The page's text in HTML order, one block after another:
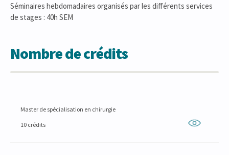
Séminaires hebdomadaires organisés par les différents services
de stages : 40h SEM
Nombre de crédits
Master de spécialisation en chirurgie
10 crédits